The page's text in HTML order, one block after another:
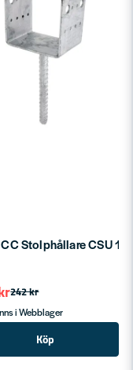
CC Stolphållare CSU
242 kr
i Webblager
Köp